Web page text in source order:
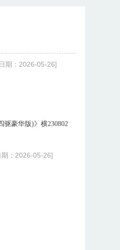
期：2026-05-26]
驱豪华版)》横230802
：2026-05-26]